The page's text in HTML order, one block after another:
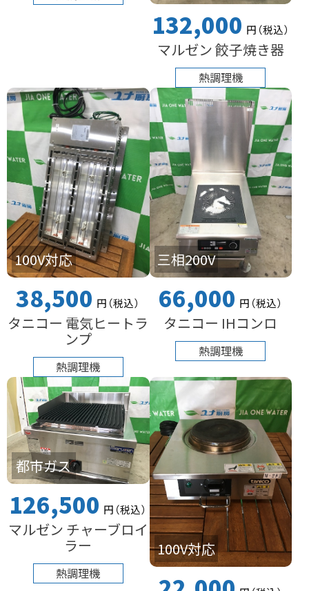
132,000 円（税込）
マルゼン 餃子焼き器
熱調理機
100V対応
38,500 円（税込）
タニコー 電気ヒートラ
ンプ
熱調理機
三相200V
66,000 円（税込）
タニコー IHコンロ
熱調理機
都市ガス
126,500 円（税込）
マルゼン チャーブロイ
ラー
熱調理機
100V対応